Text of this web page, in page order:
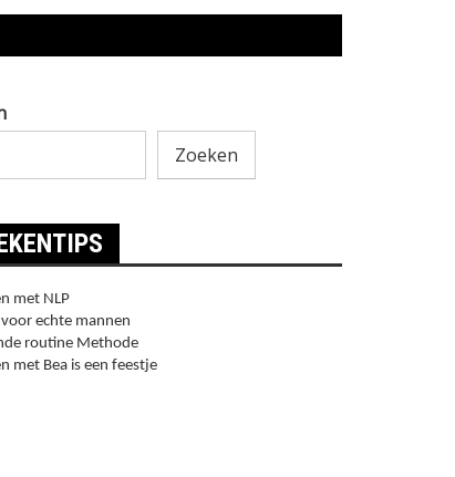
Zoeken
met NLP
echte mannen
routine Methode
met Bea is een feestje